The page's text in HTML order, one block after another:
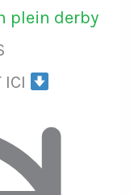
plein derby
ICI